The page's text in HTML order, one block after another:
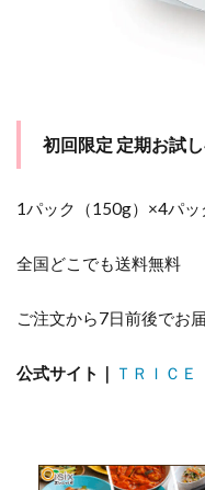
初回限定 定期お試
1パック（150g）×4パ
全国どこでも送料無料
ご注文から7日前後でお
公式サイト｜ ＴＲＩＣＥ